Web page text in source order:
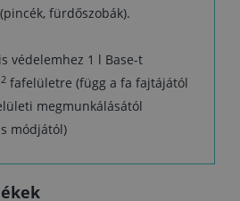
fürdőszobák).
védelemhez 1 l Base-t
2 fafelületre (függ a fa fajtájától
megmunkálásától
módjától)